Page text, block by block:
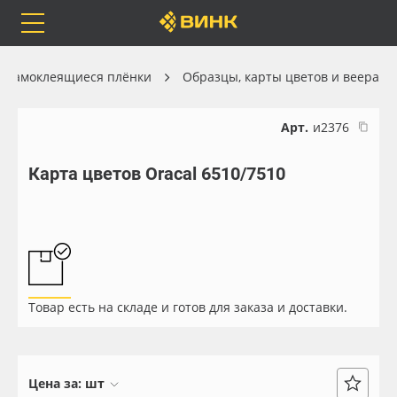
Каталог
Бренды
Доставка
Весь каталог
Самоклеящиеся плёнки
Листовые материалы
Самоклеящиеся плёнки Образцы, карты цветов и веера
Арт. и2376
Карта цветов Oracal 6510/7510
Товар есть на складе и готов для заказа и доставки.
Цена за: шт